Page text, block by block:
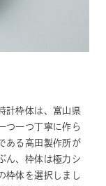
計枠体は、富山県
つ一つ丁寧に作ら
ある高田製作所が
ん、枠体は極力シ
枠体を選択しまし